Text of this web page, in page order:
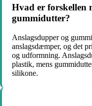
Hvad er forskellen
gummidutter?
Anslagsdupper og
anslagsdæmper, og det
og udformning.
plastik, mens
silikone.